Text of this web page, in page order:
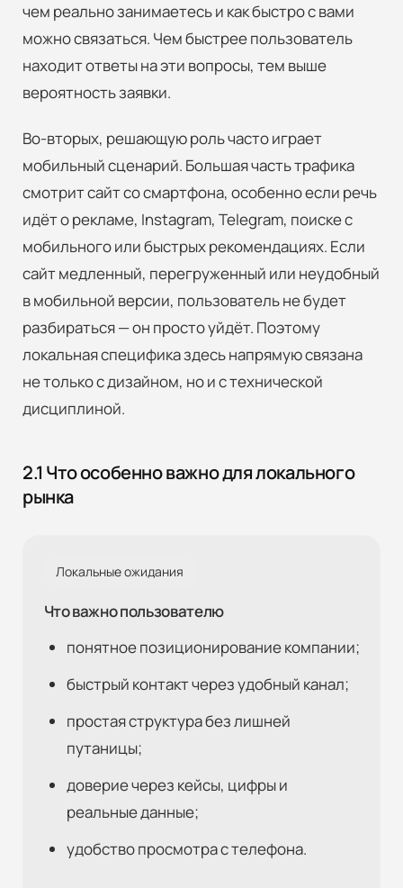
чем реально занимаетесь и как быстро с вами
можно связаться. Чем быстрее пользователь
находит ответы на эти вопросы, тем выше
вероятность заявки.
Во-вторых, решающую роль часто играет
мобильный сценарий. Большая часть трафика
смотрит сайт со смартфона, особенно если речь
идёт о рекламе, Instagram, Telegram, поиске с
мобильного или быстрых рекомендациях. Если
сайт медленный, перегруженный или неудобный
в мобильной версии, пользователь не будет
разбираться — он просто уйдёт. Поэтому
локальная специфика здесь напрямую связана
не только с дизайном, но и с технической
дисциплиной.
2.1 Что особенно важно для локального
рынка
Локальные ожидания
Что важно пользователю
понятное позиционирование компании;
быстрый контакт через удобный канал;
простая структура без лишней
путаницы;
доверие через кейсы, цифры и
реальные данные;
удобство просмотра с телефона.